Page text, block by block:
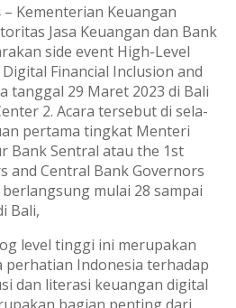
– Kementerian Keuangan
Jasa Keuangan dan Bank
side event High-Level
Financial Inclusion and
tanggal 29 Maret 2023 di Bali
2. Acara tersebut di sela-
pertama tingkat Menteri
Bank Sentral atau the 1st
and Central Bank Governors
mulai 28 sampai
Bali,
level tinggi ini merupakan
Indonesia terhadap
dan literasi keuangan digital